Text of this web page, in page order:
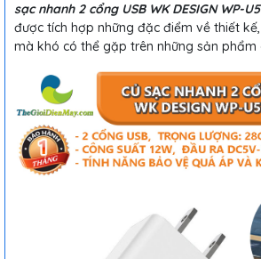
sạc nhanh 2 cổng USB WK DESIGN WP-
được tích hợp những đặc điểm về thiết
mà khó có thể gặp trên những sản phẩm